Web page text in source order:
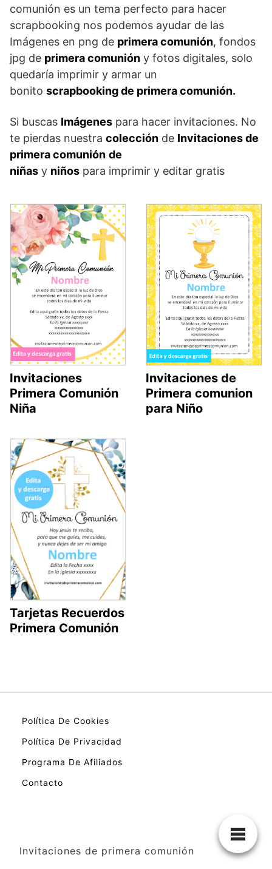
comunión es un tema perfecto para hacer
scrapbooking nos podemos ayudar de las
Imágenes en png de primera comunión, fondos
jpg de primera comunión y fotos digitales, solo
quedaría imprimir y armar un
bonito scrapbooking de primera comunión.
Si buscas Imágenes para hacer invitaciones. No
te pierdas nuestra colección de Invitaciones de
primera comunión de
niñas y niños para imprimir y editar gratis
Invitaciones
Primera Comunión
Niña
Invitaciones de
Primera comunion
para Niño
Tarjetas Recuerdos
Primera Comunión
Política De Cookies
Política De Privacidad
Programa De Afiliados
Contacto
Invitaciones de primera comunión